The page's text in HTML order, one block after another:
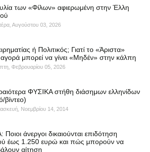
των «Φίλων» αφιερωμένη στην Έλλη
Αυγούστου 03, 2026
ή Πολιτικός; Γιατί το «Άριστα»
μπορεί να γίνει «Μηδέν» στην κάλπη
Φεβρουαρίου 05, 2026
ΦΥΣΙΚΑ στήθη διάσημων ελληνίδων
βίντεο)
Νοεμβρίου 14, 2014
άνεργοι δικαιούνται επιδότηση
έως 1.250 ευρώ και πώς μπορούν να
αίτηση